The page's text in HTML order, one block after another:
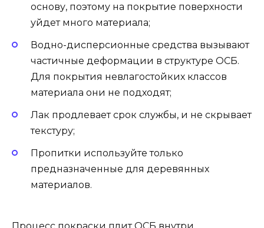
основу, поэтому на покрытие поверхности
уйдет много материала;
Водно-дисперсионные средства вызывают
частичные деформации в структуре ОСБ.
Для покрытия невлагостойких классов
материала они не подходят;
Лак продлевает срок службы, и не скрывает
текстуру;
Пропитки используйте только
предназначенные для деревянных
материалов.